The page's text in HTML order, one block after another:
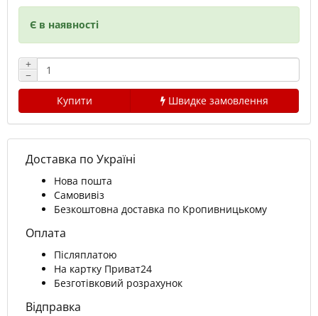
Є в наявності
+
−
Купити
Швидке замовлення
Доставка по Україні
Нова пошта
Самовивіз
Безкоштовна доставка по Кропивницькому
Оплата
Післяплатою
На картку Приват24
Безготівковий розрахунок
Відправка